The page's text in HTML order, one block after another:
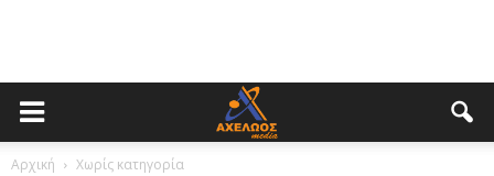
Αρχική Χωρίς κατηγορία